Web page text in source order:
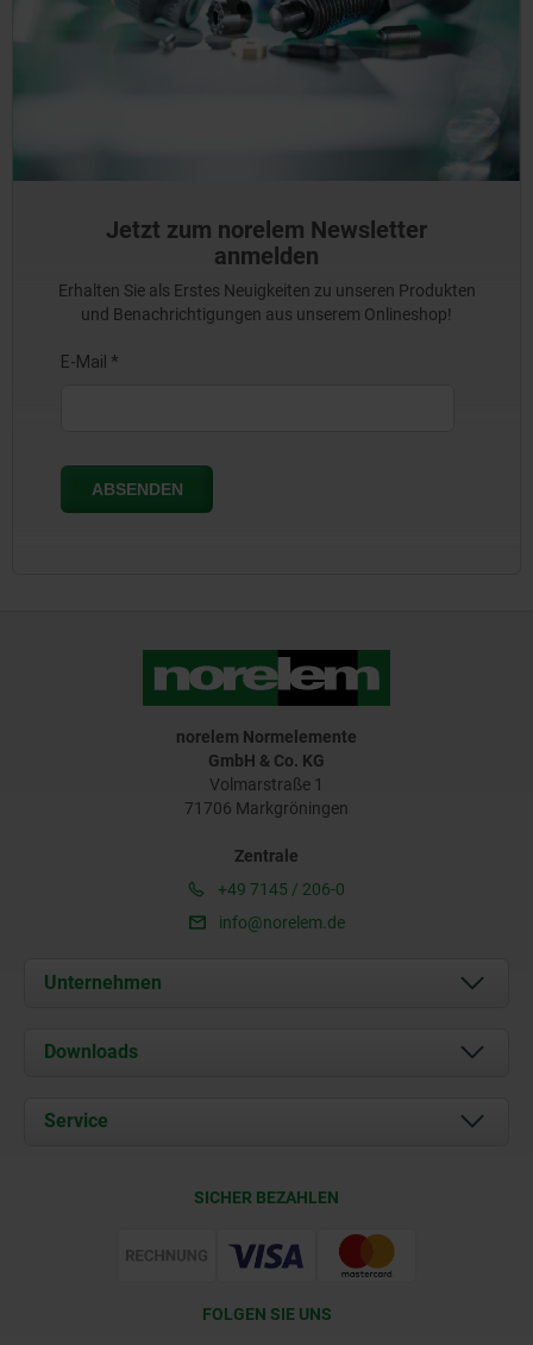
Jetzt zum norelem Newsletter
anmelden
Erhalten Sie als Erstes Neuigkeiten zu unseren Produkten
und Benachrichtigungen aus unserem Onlineshop!
norelem Normelemente
GmbH & Co. KG
Volmarstraße 1
71706 Markgröningen
Zentrale
+49 7145 / 206-0
info@norelem.de
Unternehmen
Über uns
Karriere
Downloads
Dokumente
Service
Web Support
SICHER BEZAHLEN
FOLGEN SIE UNS